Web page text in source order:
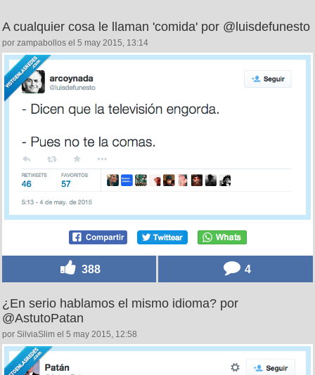
A cualquier cosa le llaman 'comida' por @luisdefunesto
por zampabollos el 5 may 2015, 13:14
388 4
¿En serio hablamos el mismo idioma? por
@AstutoPatan
por SilviaSlim el 5 may 2015, 12:58